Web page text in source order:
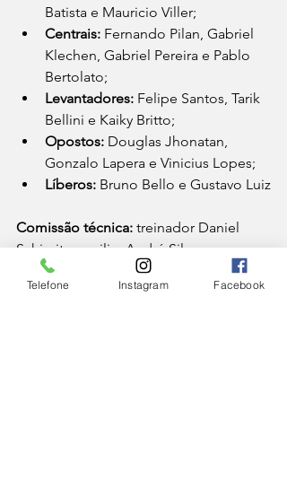
Batista e Mauricio Viller;
Centrais: Fernando Pilan, Gabriel
Klechen, Gabriel Pereira e Pablo
Bertolato;
Levantadores: Felipe Santos, Tarik
Bellini e Kaiky Britto;
Opostos: Douglas Jhonatan,
Gonzalo Lapera e Vinicius Lopes;
Líberos: Bruno Bello e Gustavo Luiz
Comissão técnica: treinador Daniel
Schimitz; auxiliar André Silva, o
assistente técnico Bernardo Assis, o
preparador físico Rodolfo Granato e o
Telefone Instagram Facebook